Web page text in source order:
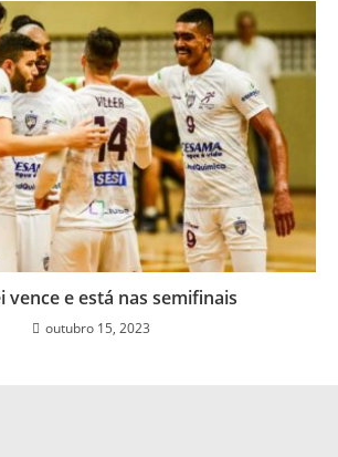
vence e está nas semifinais
outubro 15, 2023